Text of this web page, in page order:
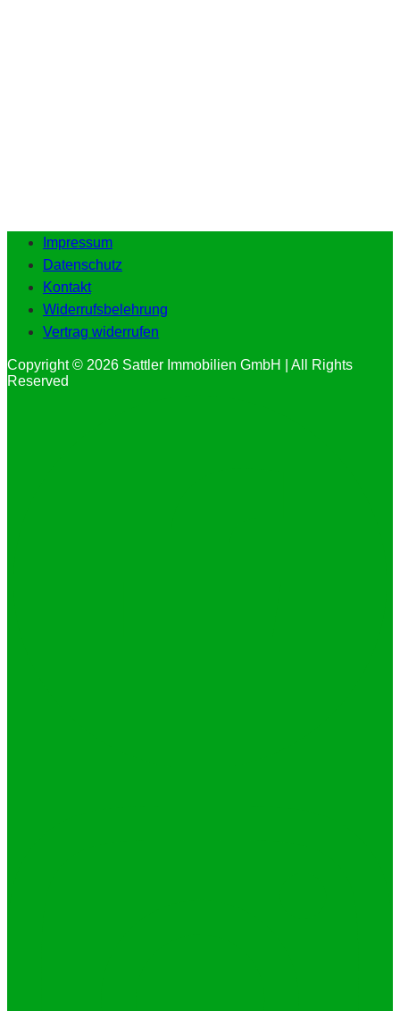
Impressum
Datenschutz
Kontakt
Widerrufsbelehrung
Vertrag widerrufen
Copyright © 2026 Sattler Immobilien GmbH | All Rights
Reserved